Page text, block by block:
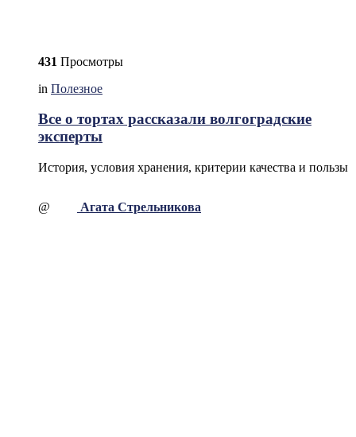
431 Просмотры
in Полезное
Все о тортах рассказали волгоградские
эксперты
История, условия хранения, критерии качества и пользы
@ Агата Стрельникова